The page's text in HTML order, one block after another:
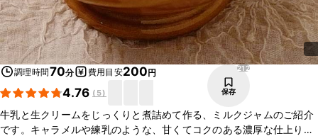
調理時間70分 費用目安200円
4.76 ( 5)
212
保存
牛乳と生クリームをじっくりと煮詰めて作る、ミルクジャムのご紹介
です。キャラメルや練乳のような、甘くてコクのある濃厚な仕上りで